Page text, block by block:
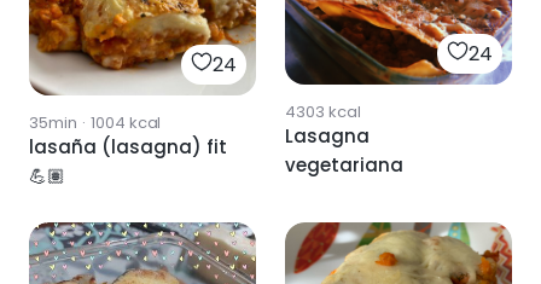
24
35min · 1004 kcal
lasaña (lasagna) fit
💪🏽
24
4303 kcal
Lasagna
vegetariana